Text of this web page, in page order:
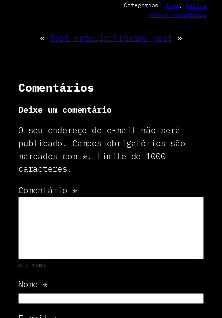
Categorias: Blog, Música
Nenhum comentárioe
« Post anteriorPróximo post »
Comentários
Deixe um comentário
O seu endereço de e-mail não será
publicado. Campos obrigatórios são
marcados com *. Limite de 1000
caracteres.
Comentário *
0 / 1000
Nome *